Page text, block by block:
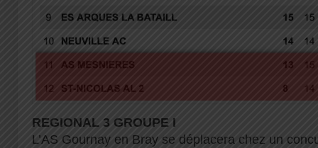
REGIONAL 3 GROUPE I
L’AS Gournay en Bray se déplacera chez un